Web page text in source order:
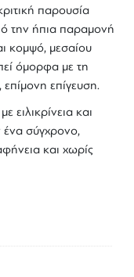
παρουσία
την ήπια παραμονή
κομψό, μεσαίου
όμορφα με τη
επίγευση.
ειλικρίνεια και
ένα σύγχρονο,
και χωρίς